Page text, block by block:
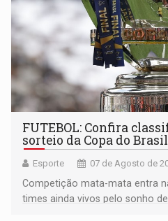
FUTEBOL: Confira
sorteio da Copa do
Esporte 07 de Agosto de
Competição mata-mata entra
times ainda vivos pelo sonho